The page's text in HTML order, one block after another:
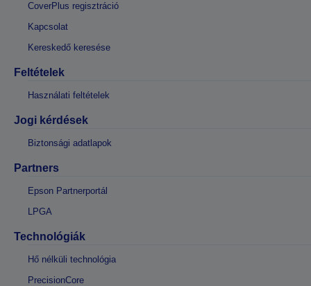
CoverPlus regisztráció
Kapcsolat
Kereskedő keresése
Feltételek
Használati feltételek
Jogi kérdések
Biztonsági adatlapok
Partners
Epson Partnerportál
LPGA
Technológiák
Hő nélküli technológia
PrecisionCore